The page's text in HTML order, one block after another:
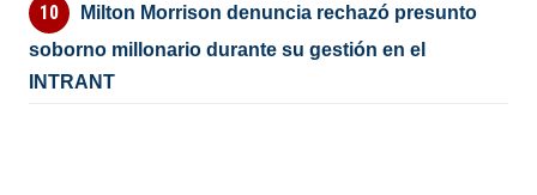
Milton Morrison denuncia rechazó presunto
soborno millonario durante su gestión en el
INTRANT